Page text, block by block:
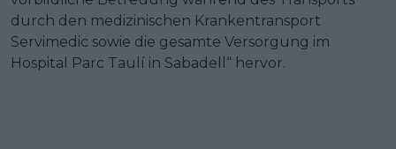
durch den medizinischen Krankentransport
Servimedic sowie die gesamte Versorgung im
Hospital Parc Taulí in Sabadell“ hervor.